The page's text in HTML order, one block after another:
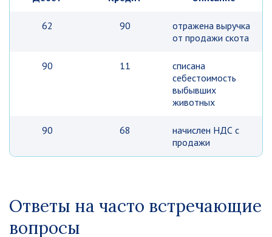
62 90
отражена выручка
от продажи скота
90 11
списана
себестоимость
выбывших
животных
90 68
начислен НДС с
продажи
Ответы на часто встречающие
вопросы